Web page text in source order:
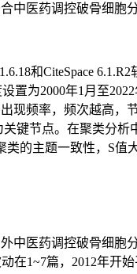
中医药调控破骨细
和CiteSpace
为2000年1月至2022
现频率，频次越高
键节点。在聚类分
的主题一致性，S值
中医药调控破骨细
1~7篇，2012年开